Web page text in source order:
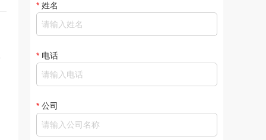
* 姓名
* 电话
* 公司